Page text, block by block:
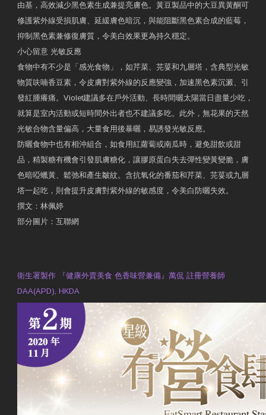
由基，高效減少黑色素生成兼提亮膚色。黃豆製品中的大豆異黃酮可
修護紫外線受損肌膚、延緩膚色暗沉，與能阻斷黑色素合成的藍莓，
抑制黑色素兼修復膚質，令美白效果更為持久穩定。
小心留意 光敏反應
食物中有不少是「感光食物」，如芹菜、芫荽和九層塔，含典型光敏
物質呋喃香豆素，令皮膚對紫外線的反應變強，加速黑色素沉澱、引
發紅腫癢痛。Violet建議多在戶外活動、長時間曬太陽當日盡量少吃，
就算是室內活動或短時間外出者也不建議多吃。此外，無花果的天然
光敏合物含量偏高，大量食用後暴曬，易誘發光敏反應。
防曬食物中也有相沖組合，如食用紅蘿蔔或南瓜時，避免甜飲或甜
品，精製糖有機會引發肌膚糖化，讓膠原蛋白失去彈性變黃變脆，膚
色暗啞蠟黃、鬆弛和產生皺紋。含抗氧化的番茄和芹菜、芫荽或九層
塔一起吃，則會提升皮膚對紫外線的敏感度，令美白防曬失效。
撰文：林佩婷
部分圖片：互聯網
衛生署製作 『健康外賣美食 色香味營兼備』萬侃 註冊營養師
DAA(APD), HKDA